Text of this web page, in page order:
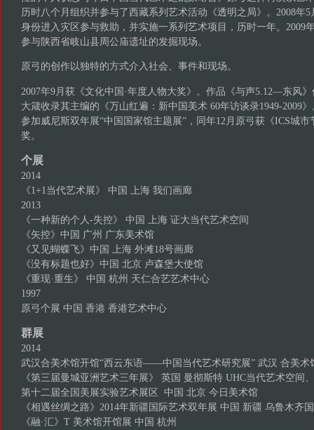
历时八个月组织并参与了西藏系列艺术活动《透明之局》。2008年
身份进入灾区参与救助，并实施一系列艺术项目，历时一年。2009
参与陕西省岐山县周公庙遗址的发掘现场。
原弓的创作以独特的方式介入社会、事件和现场。
2007年9月获《文化中国·年度人物大奖》。作品《与声5.12—东风
大箴收录其主编的《万山红遍：新中国美术 60年访谈录1949-2009
参加威尼斯双年展“中国国家馆主题展”，同年12月原弓获《ICS城
奖。
个展
2014
《1+1当代艺术展》 中国 上海 我们画廊
2013
《一种新的个人-失控》 中国 上海 证大当代艺术空间
《矢控》中国 广州 广东美术馆
《又见蝴蝶飞》中国 上海 外滩18号画廊
《没有标题也好》中国 北京 卢森堡大使馆
《重现·重生》 中国 杭州 天仁合艺艺术中心
1997
原弓个展 中国 香港 香港艺术中心
群展
2014
武汉合美术馆开馆“西云东语——中国当代艺术研究展” 武汉 合美术
《第三届曼城亚洲艺术三年展》 英国 曼彻斯特 UHC当代艺术空间
第十二届全国美展实验艺术展区 中国 北京 今日美术馆
《相遇丝绸之路》2014年新疆国际艺术双年展 中国 新疆 乌鲁木齐
《融·汇》T 美术馆开馆展 中国 杭州